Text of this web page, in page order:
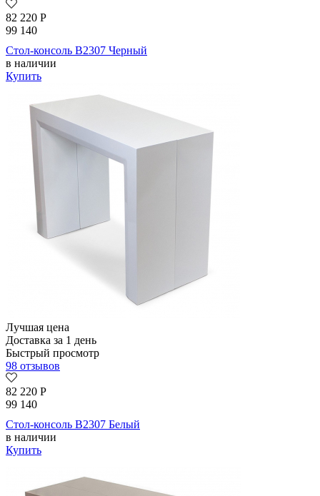
82 220 Р
99 140
Стол-консоль B2307 Черный
в наличии
Купить
Лучшая цена
Доставка за 1 день
Быстрый просмотр
98 отзывов
82 220 Р
99 140
Стол-консоль B2307 Белый
в наличии
Купить